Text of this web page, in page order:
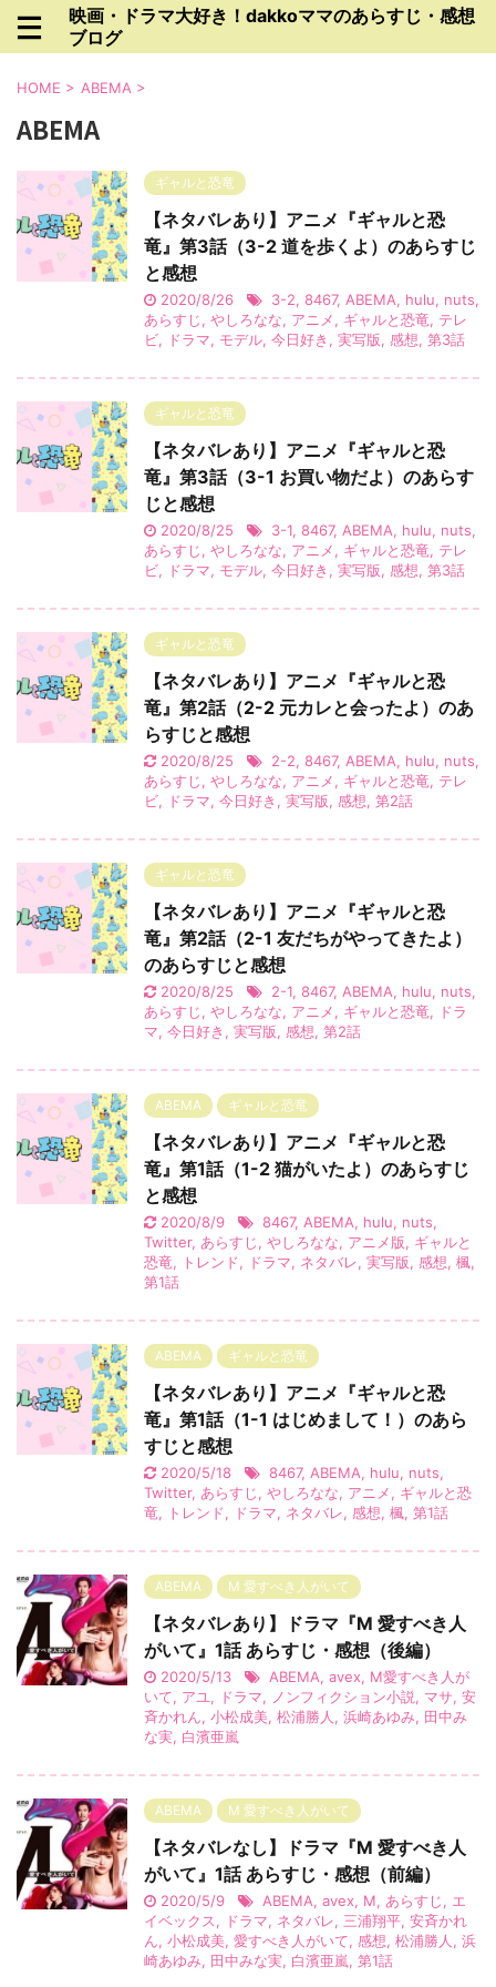
映画・ドラマ大好き！dakkoママのあらすじ・感想
ブログ
HOME > ABEMA >
ABEMA
ギャルと恐竜
【ネタバレあり】アニメ『ギャルと恐
竜』第3話（3-2 道を歩くよ）のあらすじ
と感想
2020/8/26 3-2, 8467, ABEMA, hulu, nuts,
あらすじ, やしろなな, アニメ, ギャルと恐竜, テレ
ビ, ドラマ, モデル, 今日好き , 実写版, 感想, 第3話
ギャルと恐竜
【ネタバレあり】アニメ『ギャルと恐
竜』第3話（3-1 お買い物だよ）のあらす
じと感想
2020/8/25 3-1, 8467, ABEMA, hulu, nuts,
あらすじ, やしろなな, アニメ, ギャルと恐竜, テレ
ビ, ドラマ, モデル, 今日好き , 実写版, 感想, 第3話
ギャルと恐竜
【ネタバレあり】アニメ『ギャルと恐
竜』第2話（2-2 元カレと会ったよ）のあ
らすじと感想
2020/8/25 2-2, 8467, ABEMA, hulu, nuts,
あらすじ, やしろなな, アニメ, ギャルと恐竜, テレ
ビ, ドラマ, 今日好き , 実写版, 感想, 第2話
ギャルと恐竜
【ネタバレあり】アニメ『ギャルと恐
竜』第2話（2-1 友だちがやってきたよ）
のあらすじと感想
2020/8/25 2-1, 8467, ABEMA, hulu, nuts,
あらすじ, やしろなな, アニメ, ギャルと恐竜, ドラ
マ, 今日好き , 実写版, 感想, 第2話
ABEMA ギャルと恐竜
【ネタバレあり】アニメ『ギャルと恐
竜』第1話（1-2 猫がいたよ）のあらすじ
と感想
2020/8/9 8467, ABEMA, hulu, nuts,
Twitter, あらすじ, やしろなな, アニメ版, ギャルと
恐竜, トレンド, ドラマ, ネタバレ, 実写版, 感想, 楓,
第1話
ABEMA ギャルと恐竜
【ネタバレあり】アニメ『ギャルと恐
竜』第1話（1-1 はじめまして！）のあら
すじと感想
2020/5/18 8467, ABEMA, hulu, nuts,
Twitter, あらすじ, やしろなな, アニメ, ギャルと恐
竜, トレンド, ドラマ, ネタバレ, 感想, 楓, 第1話
ABEMA M 愛すべき人がいて
【ネタバレあり】ドラマ『M 愛すべき人
がいて』1話 あらすじ・感想（後編）
2020/5/13 ABEMA, avex, M愛すべき人が
いて, アユ , ドラマ, ノンフィクション小説, マサ, 安
斉かれん, 小松成美, 松浦勝人 , 浜崎あゆみ, 田中み
な実, 白濱亜嵐
ABEMA M 愛すべき人がいて
【ネタバレなし】ドラマ『M 愛すべき人
がいて』1話 あらすじ・感想（前編）
2020/5/9 ABEMA, avex, M, あらすじ, エ
イベックス, ドラマ, ネタバレ, 三浦翔平, 安斉かれ
ん, 小松成美, 愛すべき人がいて, 感想, 松浦勝人 , 浜
崎あゆみ, 田中みな実, 白濱亜嵐, 第1話